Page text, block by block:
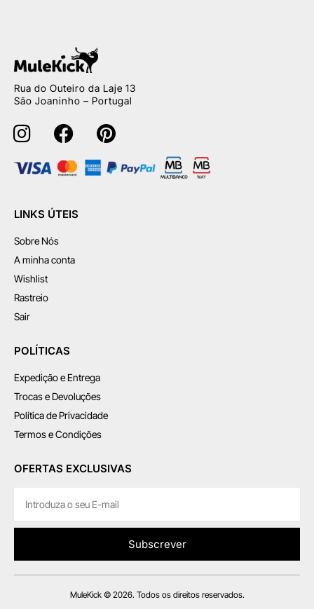
Rua do Outeiro da Laje 13
São Joaninho – Portugal
LINKS ÚTEIS
Sobre Nós
A minha conta
Wishlist
Rastreio
Sair
POLÍTICAS
Expedição e Entrega
Trocas e Devoluções
Política de Privacidade
Termos e Condições
OFERTAS EXCLUSIVAS
Subscrever
MuleKick © 2026. Todos os direitos reservados.